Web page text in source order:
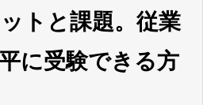
トと課題。従業
に受験できる方